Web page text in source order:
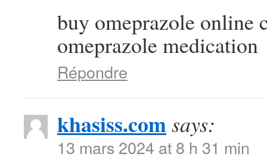
buy omeprazole online
omeprazole medication
Répondre
khasiss.comsays:
13 mars 2024 at 8 h 31 min